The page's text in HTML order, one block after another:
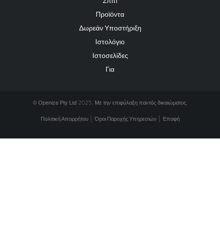
Προϊόντα
Δωρεάν Υποστήριξη
Ιστολόγιο
Ιστοσελίδες
Για
© Openize Pty Ltd 2025 . Με την επιφύλαξη παντός δικαιώματος.
Πολιτική Απορρήτου Όροι Παροχής Υπηρεσιών Επαφή